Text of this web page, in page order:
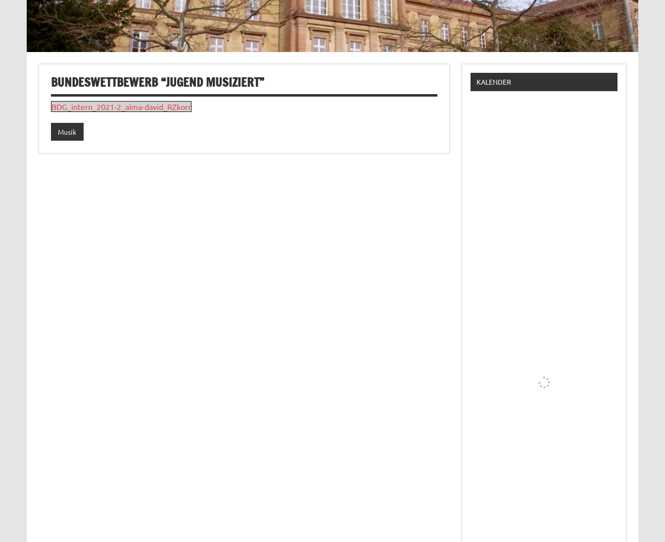
BUNDESWETTBEWERB “JUGEND MUSIZIERT”
BDG_intern_2021-2_alma-david_RZkorr
Musik
KALENDER